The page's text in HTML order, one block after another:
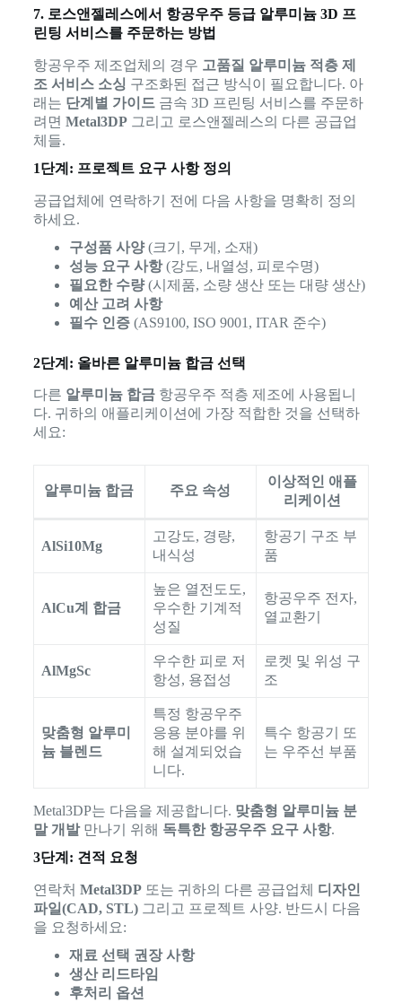
7. 로스앤젤레스에서 항공우주 등급 알루미늄 3D 프
린팅 서비스를 주문하는 방법
항공우주 제조업체의 경우 고품질 알루미늄 적층 제
조 서비스 소싱 구조화된 접근 방식이 필요합니다. 아
래는 단계별 가이드금속 3D 프린팅 서비스를 주문하
려면 Metal3DP그리고 로스앤젤레스의 다른 공급업
체들.
1단계: 프로젝트 요구 사항 정의
공급업체에 연락하기 전에 다음 사항을 명확히 정의
하세요.
구성품 사양(크기, 무게, 소재)
성능 요구 사항(강도, 내열성, 피로수명)
필요한 수량(시제품, 소량 생산 또는 대량 생산)
예산 고려 사항
필수 인증(AS9100, ISO 9001, ITAR 준수)
2단계: 올바른 알루미늄 합금 선택
다른 알루미늄 합금항공우주 적층 제조에 사용됩니
다. 귀하의 애플리케이션에 가장 적합한 것을 선택하
세요:
알루미늄 합금 주요 속성
이상적인 애플
리케이션
AlSi10Mg
고강도, 경량,
내식성
항공기 구조 부
품
AlCu계 합금
높은 열전도도,
우수한 기계적
성질
항공우주 전자,
열교환기
AlMgSc
우수한 피로 저
항성, 용접성
로켓 및 위성 구
조
맞춤형 알루미
늄 블렌드
특정 항공우주
응용 분야를 위
해 설계되었습
니다.
특수 항공기 또
는 우주선 부품
Metal3DP는 다음을 제공합니다. 맞춤형 알루미늄 분
말 개발만나기 위해 독특한 항공우주 요구 사항.
3단계: 견적 요청
연락처 Metal3DP또는 귀하의 다른 공급업체 디자인
파일(CAD, STL)그리고 프로젝트 사양. 반드시 다음
을 요청하세요:
재료 선택 권장 사항
생산 리드타임
후처리 옵션